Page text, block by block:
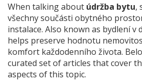
When talking about údržba bytu,
všechny součásti obytného
instalace. Also known as bydlení v
helps preserve hodnotu
komfort každodenního života.
curated set of articles that cover
aspects of this topic.